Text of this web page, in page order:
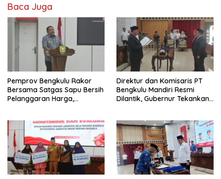
Baca Juga
Pemprov Bengkulu Rakor
Bersama Satgas Sapu Bersih
Pelanggaran Harga,
Masih Jadi Sorotan
Direktur dan Komisaris PT
Bengkulu Mandiri Resmi
Dilantik, Gubernur Tekankan